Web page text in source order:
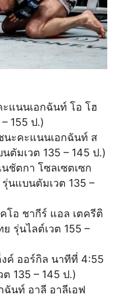
แนนเอกฉันท์ โอ โฮ
155 ป.)
นะคะแนนเอกฉันท์ ส
ตัมเวต 135 – 145 ป.)
ชัตกา โซลเซตเซก
นแบนตัมเวต 135 –
โอ ชากีร์ แอล เตครีติ
รุ่นไลต์เวต 155 –
งค์ ออร์กิล นาทีที่ 4:55
135 – 145 ป.)
ฉันท์ อาลี อาลีเอฟ